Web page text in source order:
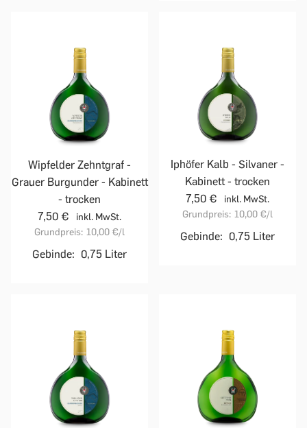
Wipfelder Zehntgraf -
Grauer Burgunder - Kabinett
- trocken
7,50 €
inkl. MwSt.
Grundpreis: 10,00 €/l
Gebinde: 0,75 Liter
Iphöfer Kalb - Silvaner -
Kabinett - trocken
7,50 €
inkl. MwSt.
Grundpreis: 10,00 €/l
Gebinde: 0,75 Liter